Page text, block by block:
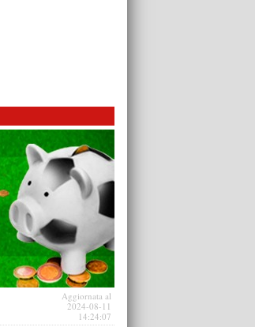
Aggiornata al
2024-08-11
14:24:07